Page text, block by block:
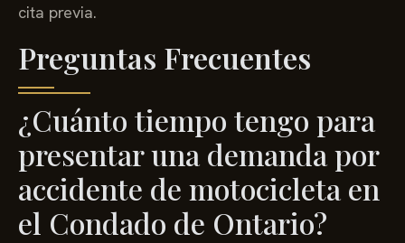
cita previa.
Preguntas Frecuentes
¿Cuánto tiempo tengo para
presentar una demanda por
accidente de motocicleta en
el Condado de Ontario?